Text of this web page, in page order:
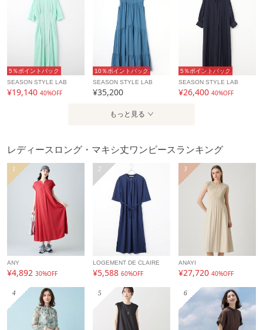
5％ポイントバック
SEASON STYLE LAB
¥19,140 40%OFF
10％ポイントバック
SEASON STYLE LAB
¥35,200
5％ポイントバック
SEASON STYLE LAB
¥26,400 40%OFF
もっと見る
レディースロング・マキシ丈ワンピースランキング
1
ANY
¥4,892 30%OFF
2
LOGEMENT DE CLAIRE
¥5,58860%OFF
3
ANAYI
¥27,72040%OFF
4 5 6